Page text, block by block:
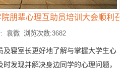
朋辈心理互助员培训大会顺利召开
袁微 浏览次数:3682
及寝室长更好地了解与掌握大学生心
发现并解决身边同学的心理问题，